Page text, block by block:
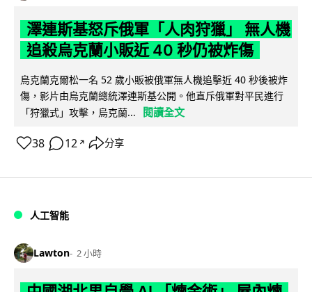
澤連斯基怒斥俄軍「人肉狩獵」 無人機
追殺烏克蘭小販近 40 秒仍被炸傷
烏克蘭克爾松一名 52 歲小販被俄軍無人機追擊近 40 秒後被炸
傷，影片由烏克蘭總統澤連斯基公開。他直斥俄軍對平民進行
「狩獵式」攻擊，烏克蘭...
閱讀全文
38 12 ↗ 分享
人工智能
Lawton 2 小時